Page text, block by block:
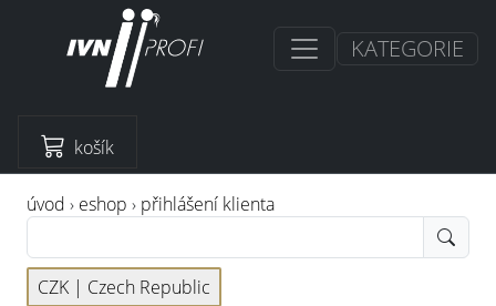
KATEGORIE
košík
úvod › eshop › přihlášení klienta
CZK | Czech Republic